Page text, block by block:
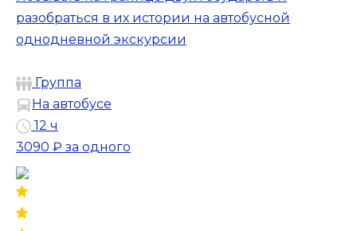
разобраться в их истории на автобусной
однодневной экскурсии
Группа
На автобусе
12 ч
3090 ₽ за одного